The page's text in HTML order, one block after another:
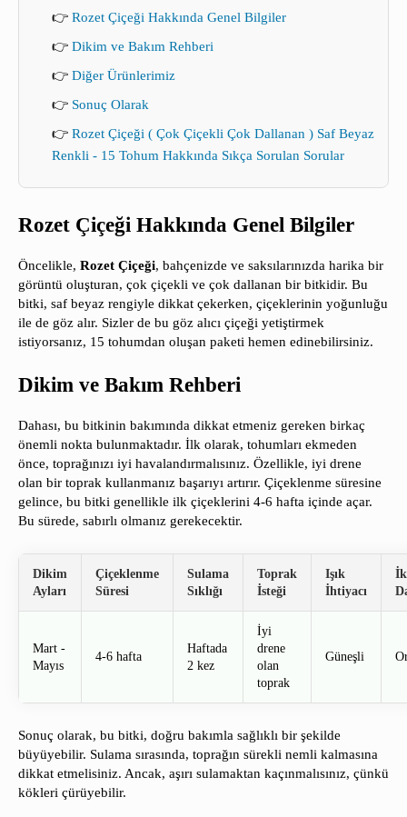
👉 Rozet Çiçeği Hakkında Genel Bilgiler
👉 Dikim ve Bakım Rehberi
👉 Diğer Ürünlerimiz
👉 Sonuç Olarak
👉 Rozet Çiçeği ( Çok Çiçekli Çok Dallanan ) Saf Beyaz
Renkli - 15 Tohum Hakkında Sıkça Sorulan Sorular
Rozet Çiçeği Hakkında Genel Bilgiler
Öncelikle, Rozet Çiçeği, bahçenizde ve saksılarınızda harika bir
görüntü oluşturan, çok çiçekli ve çok dallanan bir bitkidir. Bu
bitki, saf beyaz rengiyle dikkat çekerken, çiçeklerinin yoğunluğu
ile de göz alır. Sizler de bu göz alıcı çiçeği yetiştirmek
istiyorsanız, 15 tohumdan oluşan paketi hemen edinebilirsiniz.
Dikim ve Bakım Rehberi
Dahası, bu bitkinin bakımında dikkat etmeniz gereken birkaç
önemli nokta bulunmaktadır. İlk olarak, tohumları ekmeden
önce, toprağınızı iyi havalandırmalısınız. Özellikle, iyi drene
olan bir toprak kullanmanız başarıyı artırır. Çiçeklenme süresine
gelince, bu bitki genellikle ilk çiçeklerini 4-6 hafta içinde açar.
Bu sürede, sabırlı olmanız gerekecektir.
Dikim
Ayları
Çiçeklenme
Süresi
Sulama
Sıklığı
Toprak
İsteği
Işık
İhtiyacı
Mart -
Mayıs
4-6 hafta
Haftada
2 kez
İyi
drene
olan
toprak
Güneşli
Sonuç olarak, bu bitki, doğru bakımla sağlıklı bir şekilde
büyüyebilir. Sulama sırasında, toprağın sürekli nemli kalmasına
dikkat etmelisiniz. Ancak, aşırı sulamaktan kaçınmalısınız, çünkü
kökleri çürüyebilir.